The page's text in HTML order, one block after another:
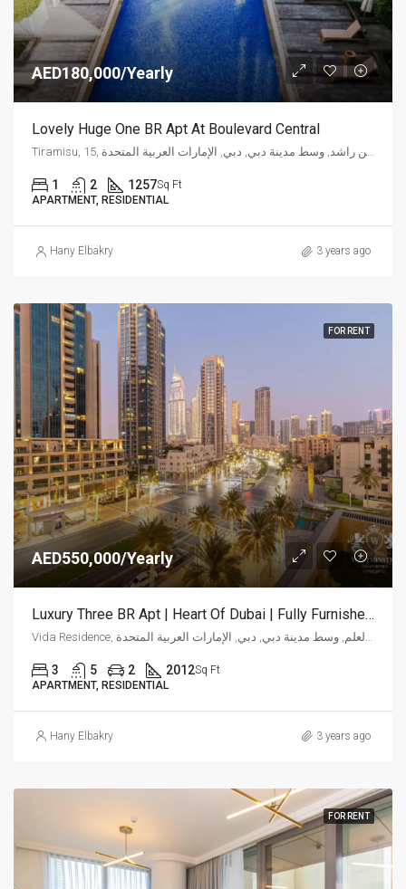
AED180,000/Yearly
Lovely Huge One BR Apt At Boulevard Central
Tiramisu, 15, شارع الشيخ محمد بن راشد, وسط مدينة دبي, دبي, الإمارات العربية المتحدة
1 2 1257Sq Ft
APARTMENT, RESIDENTIAL
Hany Elbakry 3 years ago
FOR RENT
AED550,000/Yearly
Luxury Three BR Apt | Heart Of Dubai | Fully Furnished At Vida
3 5 2 2012Sq Ft
APARTMENT, RESIDENTIAL
Hany Elbakry 3 years ago
FOR RENT